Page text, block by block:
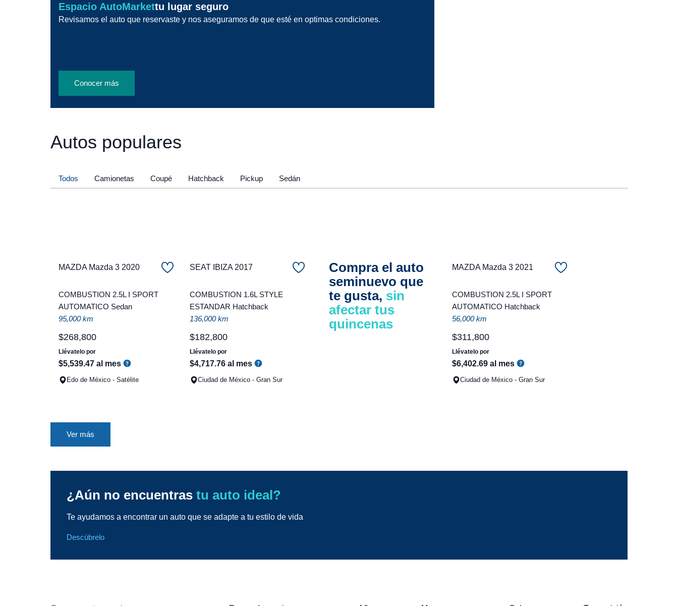
Espacio AutoMarkettu lugar seguro
Revisamos el auto que reservaste y nos aseguramos de que esté en optimas condiciones.
Conocer más
Autos populares
Todos Camionetas Coupé Hatchback Pickup Sedán
MAZDA Mazda 3 2020
COMBUSTION 2.5L I SPORT
AUTOMATICO Sedan
95,000 km
$268,800
Llévatelo por
$5,539.47 al mes
Edo de México - Satélite
SEAT IBIZA 2017
COMBUSTION 1.6L STYLE
ESTANDAR Hatchback
136,000 km
$182,800
Llévatelo por
$4,717.76 al mes
Ciudad de México - Gran Sur
Compra el auto
seminuevo que
te gusta, sin
afectar tus
quincenas
MAZDA Mazda 3 2021
COMBUSTION 2.5L I SPORT
AUTOMATICO Hatchback
56,000 km
$311,800
Llévatelo por
$6,402.69 al mes
Ciudad de México - Gran Sur
Ver más
¿Aún no encuentras tu auto ideal?
Te ayudamos a encontrar un auto que se adapte a tu estilo de vida
Descúbrelo